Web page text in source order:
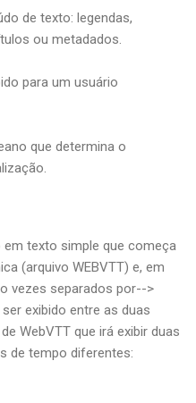
de texto: legendas,
ou metadados.
para um usuário
que determina o
texto simple que começa
(arquivo WEBVTT) e, em
vezes separados por-->
exibido entre as duas
WebVTT que irá exibir duas
de tempo diferentes: